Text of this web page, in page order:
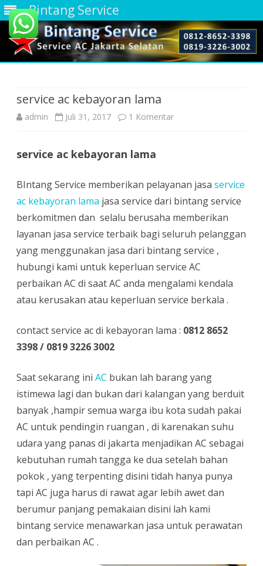
Bintang Service
service ac kebayoran lama
admin Juli 31, 2017 1 Komentarpada
lama
service ac kebayoran lama
BIntang Service memberikan pelayanan jasa service
ac kebayoran lama jasa service dari bintang service
berkomitmen dan selalu berusaha memberikan
layanan jasa service terbaik bagi seluruh pelanggan
yang menggunakan jasa dari bintang service ,
hubungi kami untuk keperluan service AC
perbaikan AC di saat AC anda mengalami kendala
atau kerusakan atau keperluan service berkala .
contact service ac di kebayoran lama : 0812 8652
3398 / 0819 3226 3002
Saat sekarang ini AC bukan lah barang yang
istimewa lagi dan bukan dari kalangan yang berduit
banyak ,hampir semua warga ibu kota sudah pakai
AC untuk pendingin ruangan , di karenakan suhu
udara yang panas di jakarta menjadikan AC sebagai
kebutuhan rumah tangga ke dua setelah bahan
pokok , yang terpenting disini tidah hanya punya
tapi AC juga harus di rawat agar lebih awet dan
berumur panjang pemakaian disini lah kami
bintang service menawarkan jasa untuk perawatan
dan perbaikan AC .